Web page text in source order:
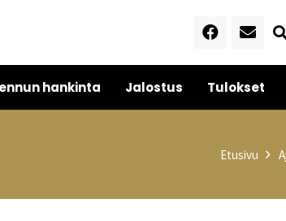
hankinta Jalostus Tulokset
Etusivu